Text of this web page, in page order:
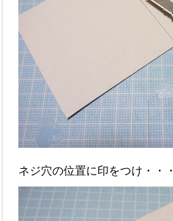
ネジ穴の位置に印をつけ・・・